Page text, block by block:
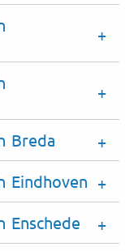
Breda
Eindhoven
Enschede